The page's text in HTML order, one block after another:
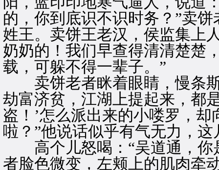
的，你到底识不识时务？”卖
姓王。卖饼王老汉，侯监集上
奶奶的！我们早查得清清楚楚
载，可躲不得一辈子。”
卖饼老者眯着眼睛，慢条斯
劫富济贫，江湖上提起来，都
盗！’怎么派出来的小喽罗，
啦？”他说话似乎有气无力，
高个儿怒喝：“吴道通，你
者脸色微变，左颊上的肌肉牵